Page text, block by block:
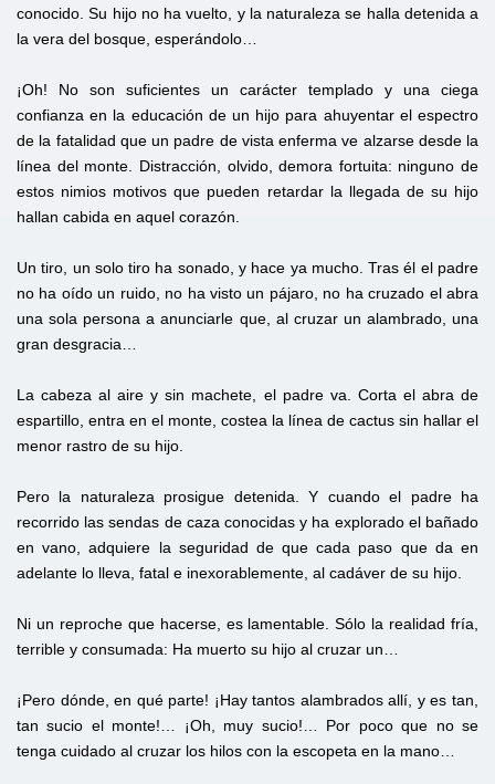
conocido. Su hijo no ha vuelto, y la naturaleza se halla detenida a
la vera del bosque, esperándolo…
¡Oh! No son suficientes un carácter templado y una ciega
confianza en la educación de un hijo para ahuyentar el espectro
de la fatalidad que un padre de vista enferma ve alzarse desde la
línea del monte. Distracción, olvido, demora fortuita: ninguno de
estos nimios motivos que pueden retardar la llegada de su hijo
hallan cabida en aquel corazón.
Un tiro, un solo tiro ha sonado, y hace ya mucho. Tras él el padre
no ha oído un ruido, no ha visto un pájaro, no ha cruzado el abra
una sola persona a anunciarle que, al cruzar un alambrado, una
gran desgracia…
La cabeza al aire y sin machete, el padre va. Corta el abra de
espartillo, entra en el monte, costea la línea de cactus sin hallar el
menor rastro de su hijo.
Pero la naturaleza prosigue detenida. Y cuando el padre ha
recorrido las sendas de caza conocidas y ha explorado el bañado
en vano, adquiere la seguridad de que cada paso que da en
adelante lo lleva, fatal e inexorablemente, al cadáver de su hijo.
Ni un reproche que hacerse, es lamentable. Sólo la realidad fría,
terrible y consumada: Ha muerto su hijo al cruzar un…
¡Pero dónde, en qué parte! ¡Hay tantos alambrados allí, y es tan,
tan sucio el monte!… ¡Oh, muy sucio!… Por poco que no se
tenga cuidado al cruzar los hilos con la escopeta en la mano…